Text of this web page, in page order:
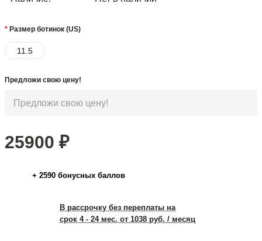
Размер ботинок (US)
11.5
Предложи свою цену!
25900 ₽
+ 2590 бонусных баллов
В рассрочку без переплаты на
срок 4 - 24 мес. от 1038 руб. / месяц